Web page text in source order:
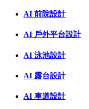
AI 前院設計
AI 戶外平台設計
AI 泳池設計
AI 露台設計
AI 車道設計